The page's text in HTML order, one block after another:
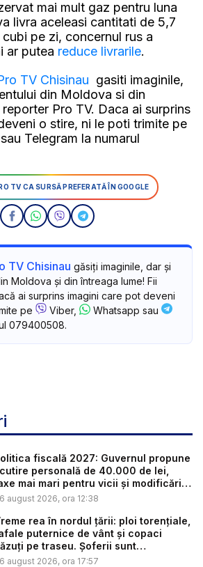
mai mult gaz pentru luna
livra aceleasi cantitati de 5,7
pe zi, concernul rus a
ar putea reduce livrarile.
TV Chisinau gasiti imaginile,
din Moldova si din
Pro TV. Daca ai surprins
o stire, ni le poti trimite pe
Telegram la numarul
TV CA SURSĂ PREFERATĂ ÎN GOOGLE
TV Chisinau găsiți imaginile, dar și
Moldova și din întreaga lume! Fii
ai surprins imagini care pot deveni
pe
Viber,
Whatsapp sau
079400508.
fiscală 2027: Guvernul propune
personală de 40.000 de lei,
mai mari pentru vicii și modificări
august 2026, ora 12:38
rea în nordul țării: ploi torențiale,
puternice de vânt și copaci
pe traseu. Șoferii sunt
august 2026, ora 17:57